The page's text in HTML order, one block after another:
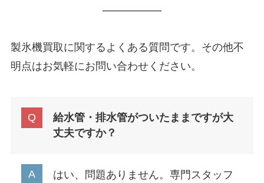
製氷機買取に関するよくある質問です。その他不
明点はお気軽にお問い合わせください。
給水管・排水管がついたままですが大
丈夫ですか？
はい、問題ありません。専門スタッフ